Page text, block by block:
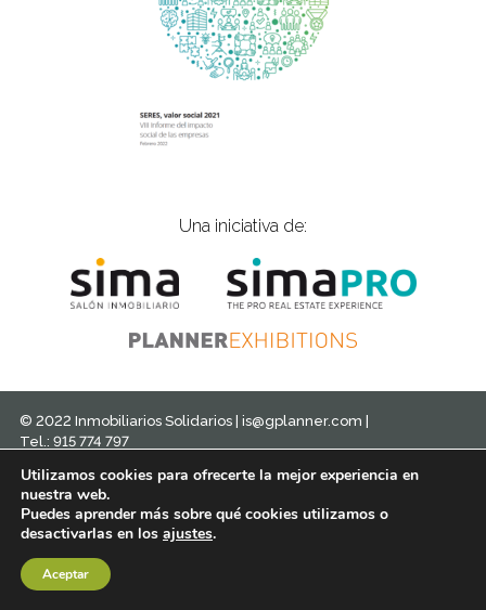
Una iniciativa de:
© 2022 Inmobiliarios Solidarios | is@gplanner.com |
Tel.: 915 774 797
Diseño
Utilizamos cookies para ofrecerte la mejor experiencia en
nuestra web.
Puedes aprender más sobre qué cookies utilizamos o
desactivarlas en los ajustes.
Aceptar